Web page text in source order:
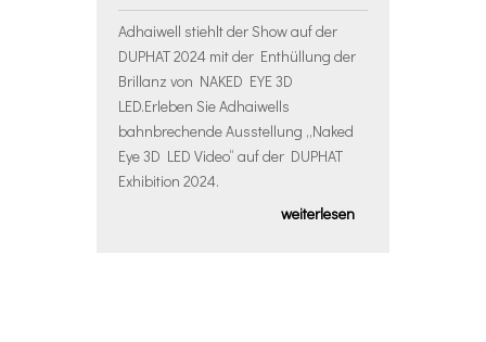
Adhaiwell stiehlt der Show auf der
DUPHAT 2024 mit der Enthüllung der
Brillanz von NAKED EYE 3D
LED.Erleben Sie Adhaiwells
bahnbrechende Ausstellung „Naked
Eye 3D LED Video“ auf der DUPHAT
Exhibition 2024.
weiterlesen